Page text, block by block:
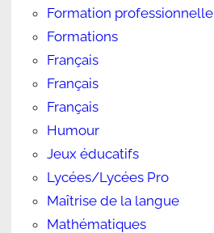
Formation professionnelle
Formations
Français
Français
Français
Humour
Jeux éducatifs
Lycées/Lycées Pro
Maîtrise de la langue
Mathématiques